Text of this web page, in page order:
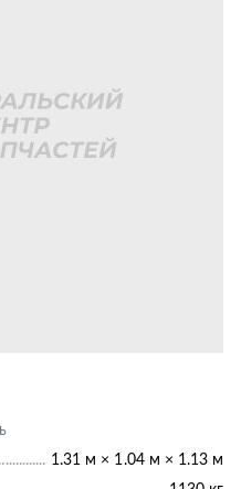
1.31 м × 1.04 м × 1.13 м